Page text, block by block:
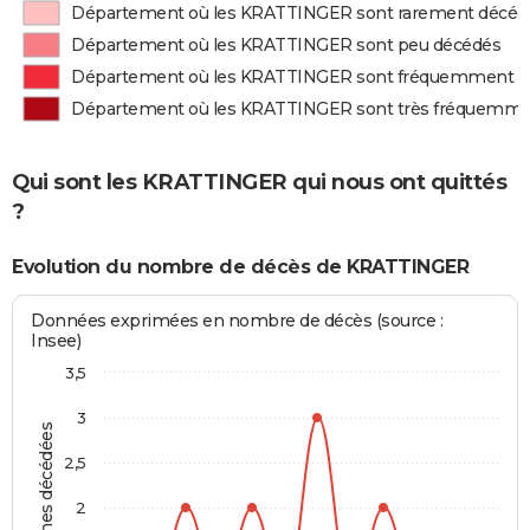
Département où les KRATTINGER sont rarement
Département où les KRATTINGER sont peu décédés
Département où les KRATTINGER sont fréquemment
Département où les KRATTINGER sont très
Qui sont les KRATTINGER qui nous ont quittés
?
Evolution du nombre de décès de KRATTINGER
Données exprimées en nombre de décès (source :
Insee)
2
2,5
3
3,5